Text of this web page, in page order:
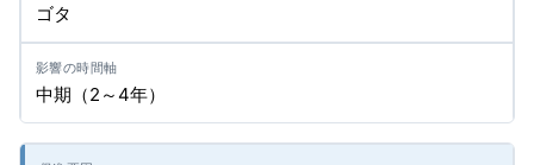
ゴタ
中期（2～4年）